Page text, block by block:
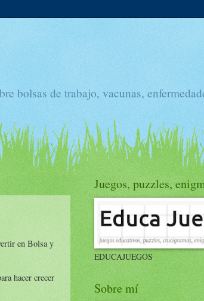
bolsas de trabajo, vacunas,
en Bolsa y
hacer crecer
Juegos, puzzles,
EDUCAJUEGOS
Sobre mí